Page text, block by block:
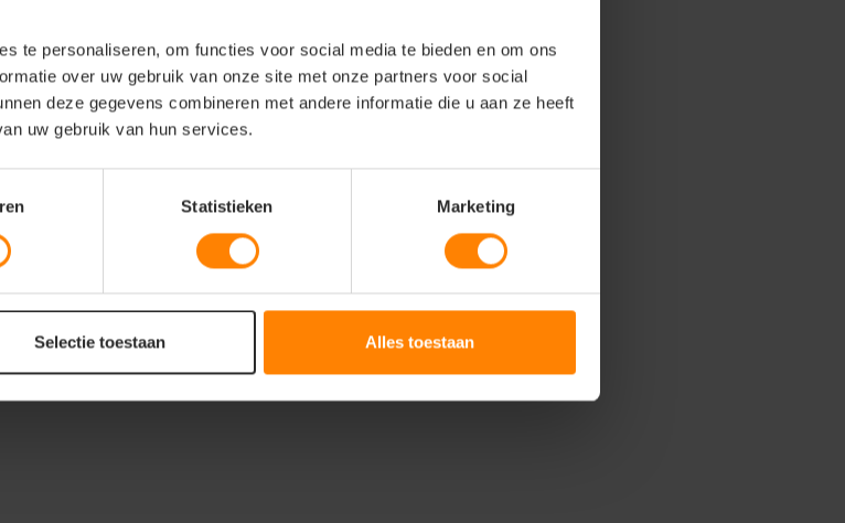
te personaliseren, om functies voor social media te bieden en om ons
over uw gebruik van onze site met onze partners voor social
deze gegevens combineren met andere informatie die u aan ze heeft
uw gebruik van hun services.
Statistieken Marketing
Selectie toestaan Alles toestaan